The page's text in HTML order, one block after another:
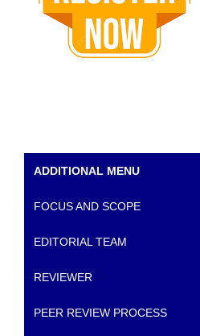
ADDITIONAL MENU
FOCUS AND SCOPE
EDITORIAL TEAM
REVIEWER
PEER REVIEW PROCESS